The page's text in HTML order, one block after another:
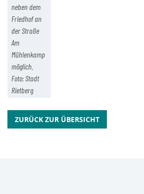
neben dem
Friedhof an
der Straße
Am
Mühlenkamp
möglich.
Foto: Stadt
Rietberg
ZURÜCK ZUR ÜBERSICHT